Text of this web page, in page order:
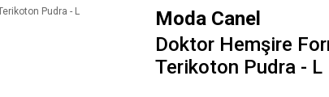
Moda Canel
Doktor Hemşire
Terikoton Pudra - L